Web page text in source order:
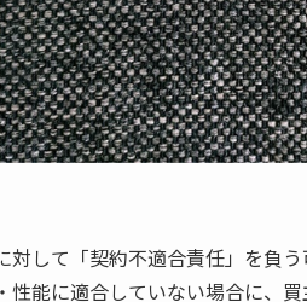
対して「契約不適合責任」を負
性能に適合していない場合に、